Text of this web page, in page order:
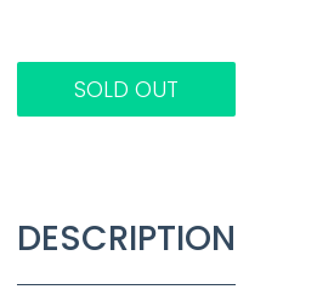
SOLD OUT
DESCRIPTION